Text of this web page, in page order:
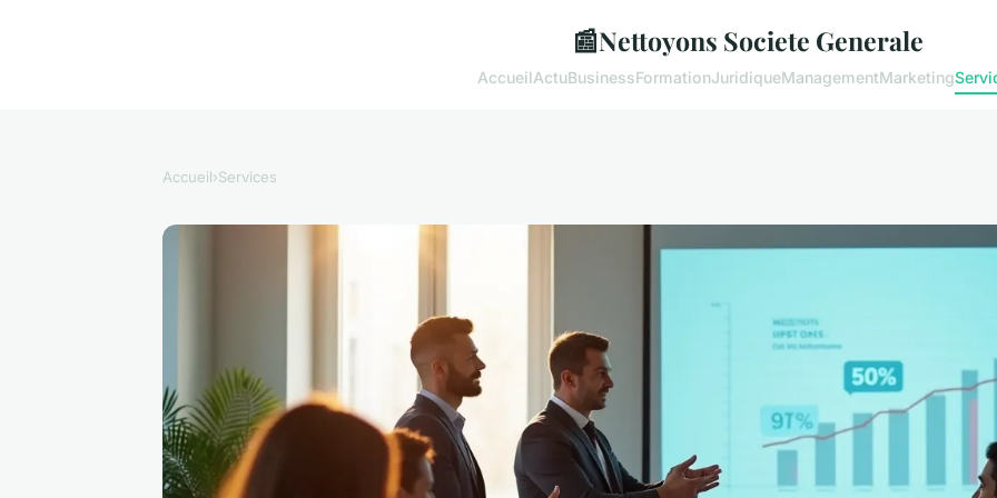
📰Nettoyons Societe Generale
AccueilActuBusinessFormationJuridiqueManagementMarketing
Accueil›Services